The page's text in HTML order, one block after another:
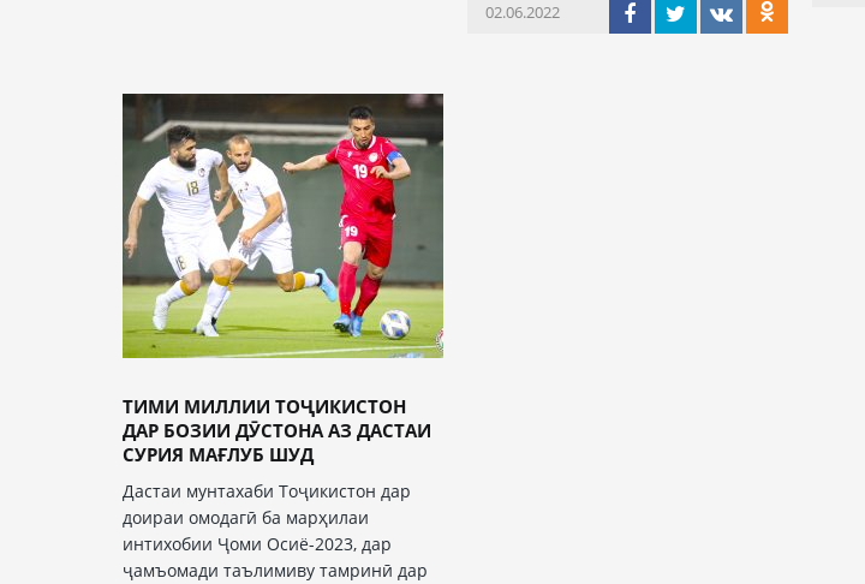
02.06.2022
ТИМИ МИЛЛИИ ТОҶИКИСТОН
ДАР БОЗИИ ДӮСТОНА АЗ ДАСТАИ
СУРИЯ МАҒЛУБ ШУД
Дастаи мунтахаби Тоҷикистон дар
доираи омодагӣ ба марҳилаи
интихобии Ҷоми Осиё-2023, дар
ҷамъомади таълимиву тамринӣ дар